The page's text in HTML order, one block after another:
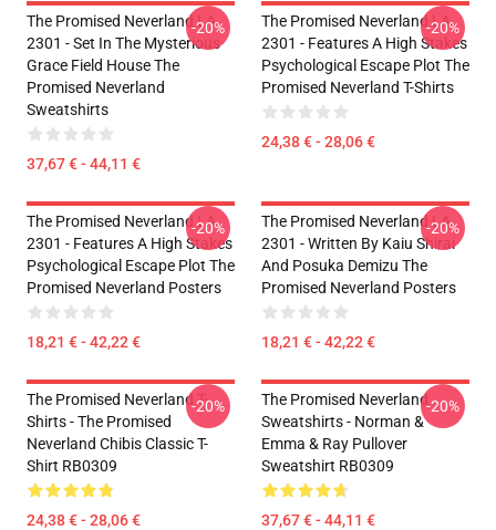
The Promised Neverland LA
2301 - Set In The Mysterious
Grace Field House The
Promised Neverland
Sweatshirts
37,67 € - 44,11 €
-20%
The Promised Neverland LA
2301 - Features A High Stakes
Psychological Escape Plot The
Promised Neverland T-Shirts
24,38 € - 28,06 €
-20%
The Promised Neverland LA
2301 - Features A High Stakes
Psychological Escape Plot The
Promised Neverland Posters
18,21 € - 42,22 €
-20%
The Promised Neverland LA
2301 - Written By Kaiu Shirai
And Posuka Demizu The
Promised Neverland Posters
18,21 € - 42,22 €
-20%
The Promised Neverland T-
Shirts - The Promised
Neverland Chibis Classic T-
Shirt RB0309
24,38 € - 28,06 €
-20%
The Promised Neverland
Sweatshirts - Norman &
Emma & Ray Pullover
Sweatshirt RB0309
37,67 € - 44,11 €
-20%